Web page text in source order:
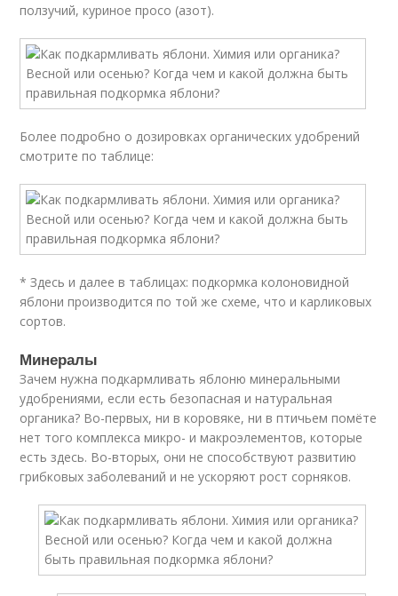
ползучий, куриное просо (азот).
Более подробно о дозировках органических удобрений
смотрите по таблице:
* Здесь и далее в таблицах: подкормка колоновидной
яблони производится по той же схеме, что и карликовых
сортов.
Минералы
Зачем нужна подкармливать яблоню минеральными
удобрениями, если есть безопасная и натуральная
органика? Во-первых, ни в коровяке, ни в птичьем помёте
нет того комплекса микро- и макроэлементов, которые
есть здесь. Во-вторых, они не способствуют развитию
грибковых заболеваний и не ускоряют рост сорняков.